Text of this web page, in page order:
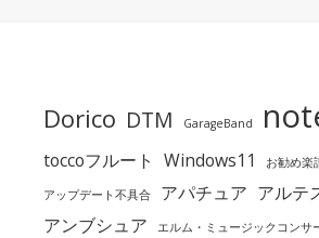
Dorico DTM GarageBand
toccoフルート Windows11 お勧め楽
アップデート不具合 アパチュア アルテ
アンブシュア
エルム・ミュージックコンサ